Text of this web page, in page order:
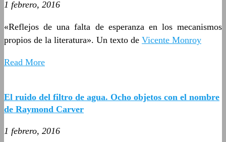
1 febrero, 2016
«Reflejos de una falta de esperanza en los mecanismos
propios de la literatura». Un texto de Vicente Monroy
Read More
El ruido del filtro de agua. Ocho objetos con el nombre
de Raymond Carver
1 febrero, 2016